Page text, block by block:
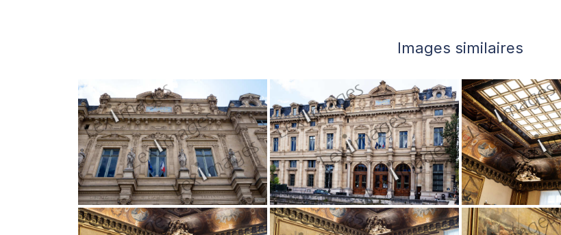
Images similaires